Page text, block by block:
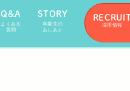
Q&A
よくある
質問
STORY
卒業生の
あしあと
採用情報